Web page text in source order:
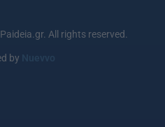
All rights reserved.
by